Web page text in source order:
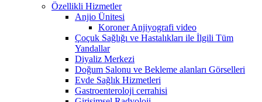
Özellikli Hizmetler
Anjio Ünitesi
Koroner Anjiyografi video
Çoçuk Sağlığı ve Hastalıkları ile İlgili Tüm
Yandallar
Diyaliz Merkezi
Doğum Salonu ve Bekleme alanları Görselleri
Evde Sağlık Hizmetleri
Gastroenteroloji cerrahisi